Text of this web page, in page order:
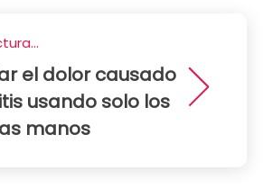
el dolor causado
usando solo los
manos